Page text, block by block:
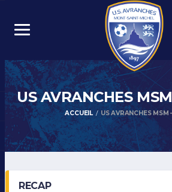
US AVRANCHES
ACCUEIL US AVRANCHES MSM
RECAP